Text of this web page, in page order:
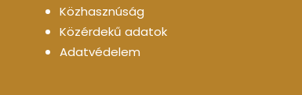
Közhasznúság
Közérdekű adatok
Adatvédelem